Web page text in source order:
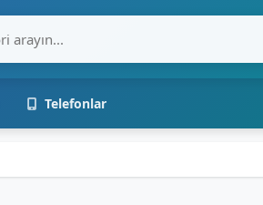
Telefonlar